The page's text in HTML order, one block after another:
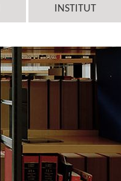
INSTITUT